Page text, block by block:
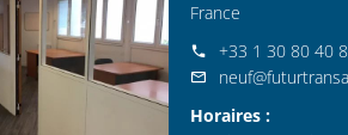
France
+33 1 30 80 40
Horaires :